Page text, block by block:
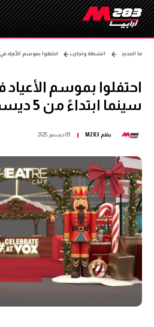
ما الجديد انشطة وتجارب احتفلوا بموسم الأعياد في ڤوكس
احتفلوا بموسم
سينما ابتداءً من 5 ديسمبر الجاري
بقلم M283 09 ديسمبر 2025